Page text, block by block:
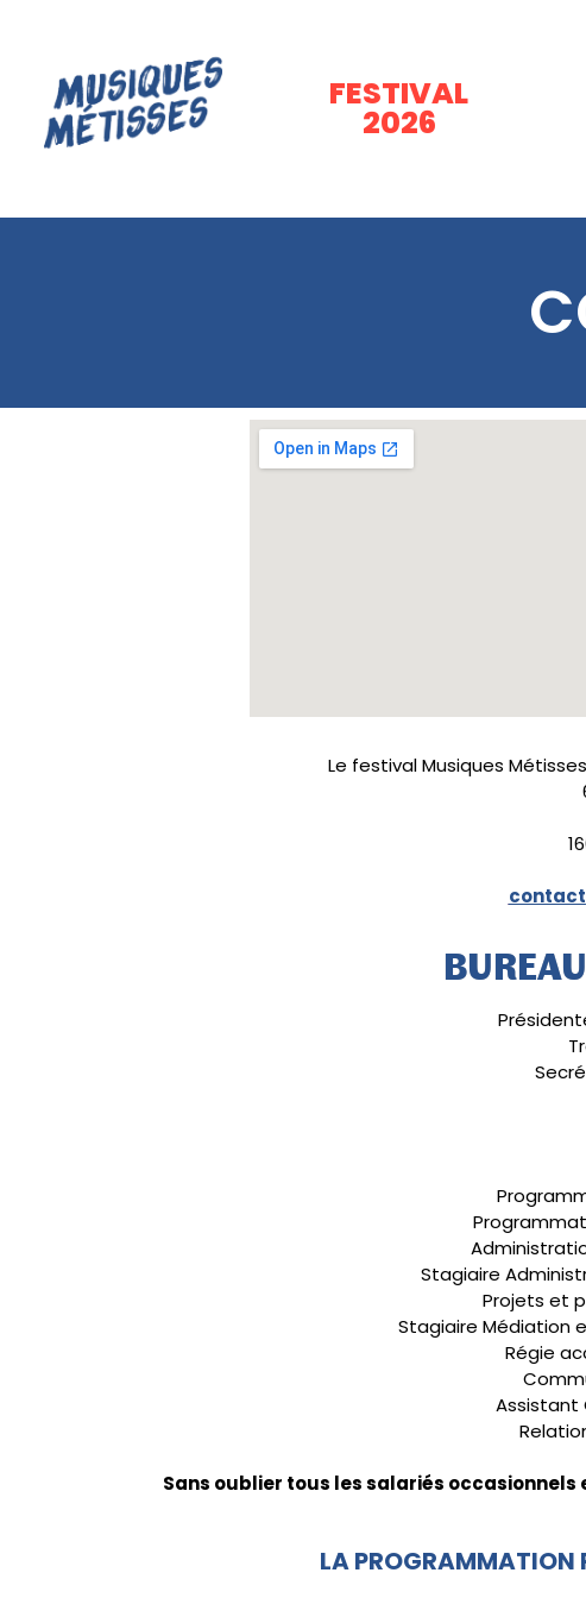
FESTIVAL
2026
Le festival Musiques
Stagiaire
Projets et
Stagiaire Médiation
Régie
Assistant
Sans oublier tous les salariés
LA PROGRAMMATION